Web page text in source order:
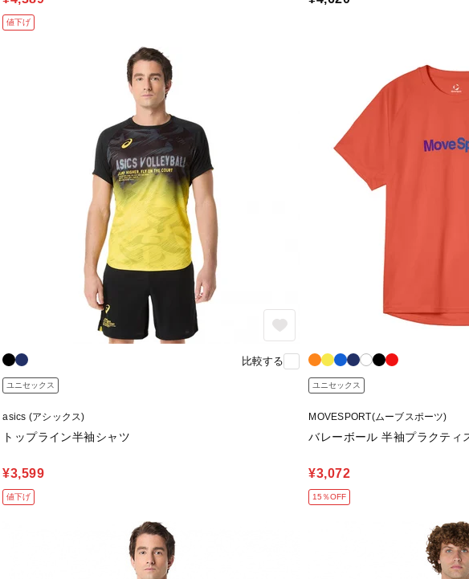
値下げ
比較する
ユニセックス
asics (アシックス)
トップライン半袖シャツ
¥3,599
値下げ
ユニセックス
MOVESPORT(ムーブスポーツ)
バレーボール 半袖プラクティ
¥3,072
15％OFF